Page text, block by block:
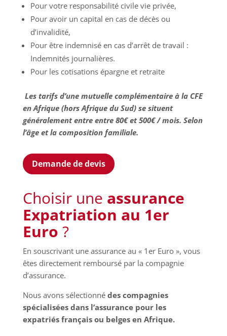
Pour votre responsabilité civile vie privée,
Pour avoir un capital en cas de décès ou
d’invalidité,
Pour être indemnisé en cas d’arrêt de travail :
Indemnités journalières.
Pour les cotisations épargne et retraite
Les tarifs d’une mutuelle complémentaire à la CFE
en Afrique (hors Afrique du Sud) se situent
généralement entre entre 80€ et 500€ / mois. Selon
l’âge et la composition familiale.
Demande de devis
Choisir une assurance
Expatriation au 1er
Euro ?
En souscrivant une assurance au « 1er Euro », vous
êtes directement remboursé par la compagnie
d’assurance.
Nous avons sélectionné des compagnies
spécialisées dans l’assurance pour les
expatriés français ou belges en Afrique.